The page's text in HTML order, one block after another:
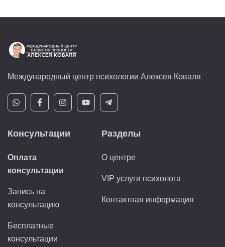
Международный центр психологии Алексея Коваля
Консультации
Оплата
консультации
Запись на
консультацию
Бесплатные
консультации
Разделы
О центре
VIP услуги психолога
Контактная информация